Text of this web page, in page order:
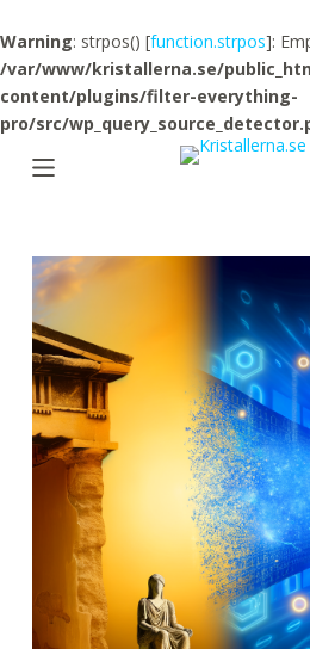
Warning: strpos() [function.strpos]:
/var/www/kristallerna.se/
content/plugins/filter-everything-
pro/src/
k
i
p
t
o
n